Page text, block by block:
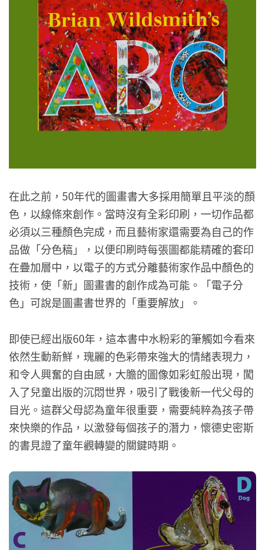
在此之前，50年代的圖畫書大多採用簡單且平淡的顏
色，以線條來創作。當時沒有全彩印刷，一切作品都
必須以三種顏色完成，而且藝術家還需要為自己的作
品做「分色稿」，以便印刷時每張圖都能精確的套印
在疊加層中，以電子的方式分離藝術家作品中顏色的
技術，使「新」圖畫書的創作成為可能。「電子分
色」可說是圖畫書世界的「重要解放」。
即使已經出版60年，這本書中水粉彩的筆觸如今看來
依然生動新鮮，瑰麗的色彩帶來強大的情緒表現力，
和令人興奮的自由感，大膽的圖像如彩虹般出現，闖
入了兒童出版的沉悶世界，吸引了戰後新一代父母的
目光。這群父母認為童年很重要，需要純粹為孩子帶
來快樂的作品，以激發每個孩子的潛力，懷德史密斯
的書見證了童年觀轉變的關鍵時期。